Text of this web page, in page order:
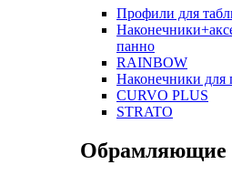
Профили для
панно
RAINBOW
Наконечники для
CURVO PLUS
STRATO
Обрамляющие